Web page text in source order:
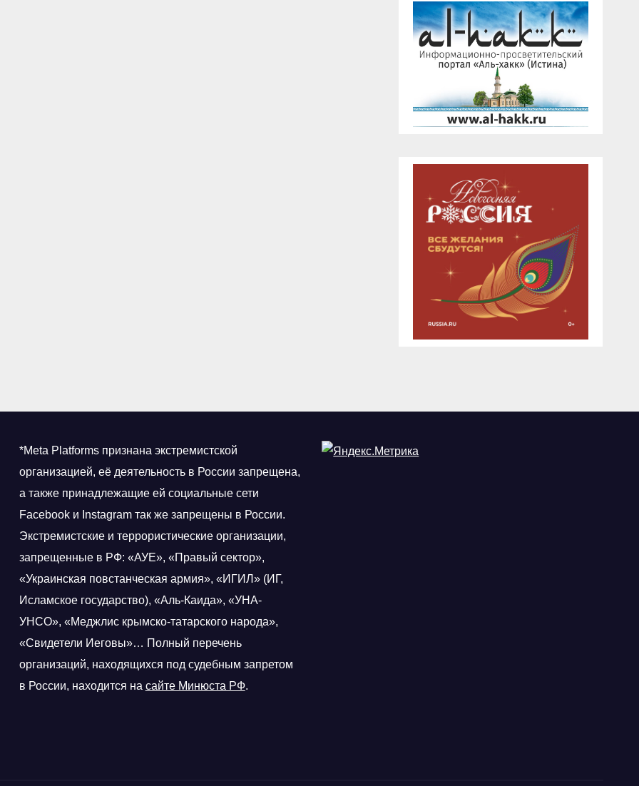
*Meta Platforms признана экстремистской
организацией, её деятельность в России запрещена,
а также принадлежащие ей социальные сети
Facebook и Instagram так же запрещены в России.
Экстремистские и террористические организации,
запрещенные в РФ: «АУЕ», «Правый сектор»,
«Украинская повстанческая армия», «ИГИЛ» (ИГ,
Исламское государство), «Аль-Каида», «УНА-
УНСО», «Меджлис крымско-татарского народа»,
«Свидетели Иеговы»… Полный перечень
организаций, находящихся под судебным запретом
в России, находится на сайте Минюста РФ.